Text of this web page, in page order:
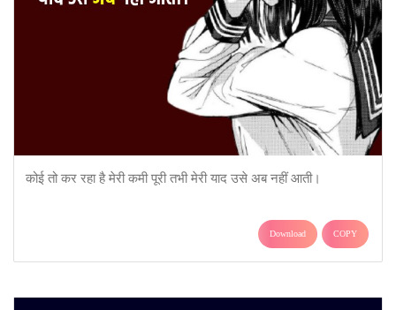
कोई तो कर रहा है मेरी कमी पूरी तभी मेरी याद उसे अब नहीं आती।
Download COPY